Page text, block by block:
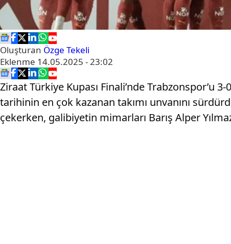
Oluşturan Özge Tekeli
Eklenme 14.05.2025 - 23:02
Ziraat Türkiye Kupası Finali’nde Trabzonspor’u
tarihinin en çok kazanan takımı unvanını
çekerken, galibiyetin mimarları Barış Alper